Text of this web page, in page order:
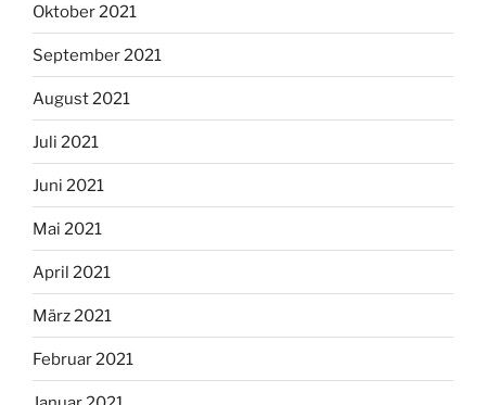
Oktober 2021
September 2021
August 2021
Juli 2021
Juni 2021
Mai 2021
April 2021
März 2021
Februar 2021